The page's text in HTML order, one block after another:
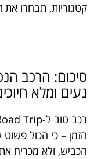
קטגוריות, תבחרו את
סיכום: הרכב
נעים ומלא
הזמן – כי הכול
הכביש, ולא מכריח